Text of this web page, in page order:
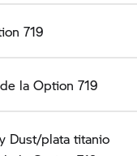
719
la Option 719
Dust/plata titanio